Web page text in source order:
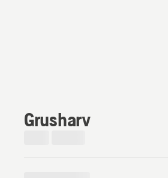
Grusharv